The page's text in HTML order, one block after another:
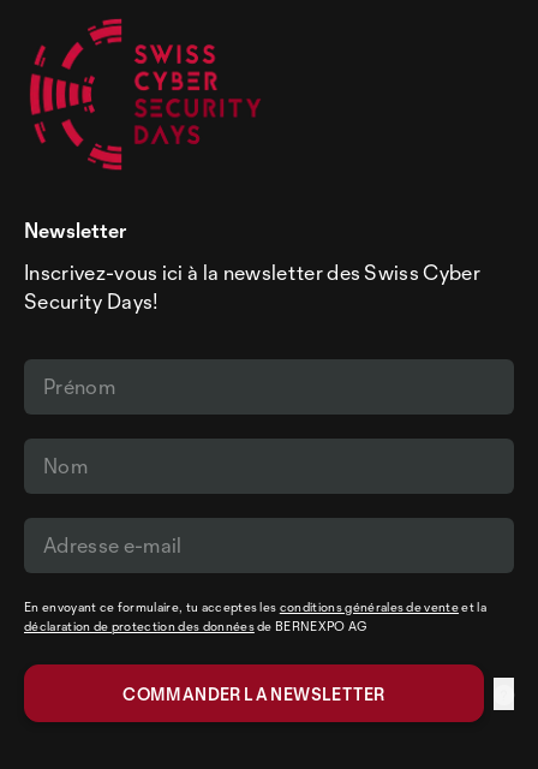
Newsletter
Inscrivez-vous ici à la newsletter des Swiss Cyber
Security Days!
En envoyant ce formulaire, tu acceptes les conditions générales de venteet la
déclaration de protection des donnéesde BERNEXPO AG